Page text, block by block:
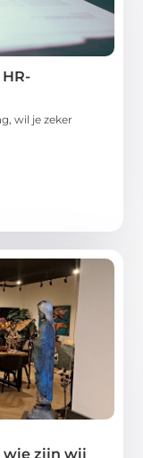
wil je zeker
wie zijn wij